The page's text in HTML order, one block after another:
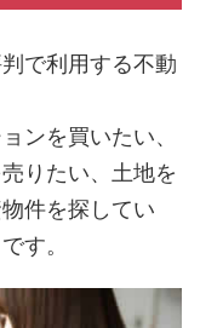
で利用する不動
ンを買いたい、
りたい、土地を
件を探してい
す。